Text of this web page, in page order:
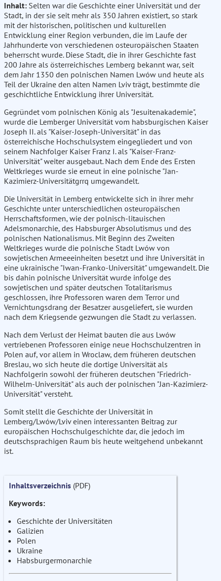
Inhalt: Selten war die Geschichte einer Universität und der
Stadt, in der sie seit mehr als 350 Jahren existiert, so stark
mit der historischen, politischen und kulturellen
Entwicklung einer Region verbunden, die im Laufe der
Jahrhunderte von verschiedenen osteuropäischen Staaten
beherrscht wurde. Diese Stadt, die in ihrer Geschichte fast
200 Jahre als österreichisches Lemberg bekannt war, seit
dem Jahr 1350 den polnischen Namen Lwów und heute als
Teil der Ukraine den alten Namen Lviv trägt, bestimmte die
geschichtliche Entwicklung ihrer Universität.
Gegründet vom polnischen König als "Jesuitenakademie",
wurde die Lemberger Universität vom habsburgischen Kaiser
Joseph II. als "Kaiser-Joseph-Universität" in das
österreichische Hochschulsystem eingegliedert und von
seinem Nachfolger Kaiser Franz I. als "Kaiser-Franz-
Universität" weiter ausgebaut. Nach dem Ende des Ersten
Weltkrieges wurde sie erneut in eine polnische "Jan-
Kazimierz-Universitätgrrq umgewandelt.
Die Universität in Lemberg entwickelte sich in ihrer mehr
Geschichte unter unterschiedlichen osteuropäischen
Herrschaftsformen, wie der polnisch-litauischen
Adelsmonarchie, des Habsburger Absolutismus und des
polnischen Nationalismus. Mit Beginn des Zweiten
Weltkrieges wurde die polnische Stadt Lwów von
sowjetischen Armeeeinheiten besetzt und ihre Universität in
eine ukrainische "Iwan-Franko-Universität" umgewandelt. Die
bis dahin polnische Universität wurde infolge des
sowjetischen und später deutschen Totalitarismus
geschlossen, ihre Professoren waren dem Terror und
Vernichtungsdrang der Besatzer ausgeliefert, sie wurden
nach dem Kriegsende gezwungen die Stadt zu verlassen.
Nach dem Verlust der Heimat bauten die aus Lwów
vertriebenen Professoren einige neue Hochschulzentren in
Polen auf, vor allem in Wroclaw, dem früheren deutschen
Breslau, wo sich heute die dortige Universität als
Nachfolgerin sowohl der früheren deutschen "Friedrich-
Wilhelm-Universität" als auch der polnischen "Jan-Kazimierz-
Universität" versteht.
Somit stellt die Geschichte der Universität in
Lemberg/Lwów/Lviv einen interessanten Beitrag zur
europäischen Hochschulgeschichte dar, die jedoch im
deutschsprachigen Raum bis heute weitgehend unbekannt
ist.
Inhaltsverzeichnis (PDF)
Keywords:
Geschichte der Universitäten
Galizien
Polen
Ukraine
Habsburgermonarchie